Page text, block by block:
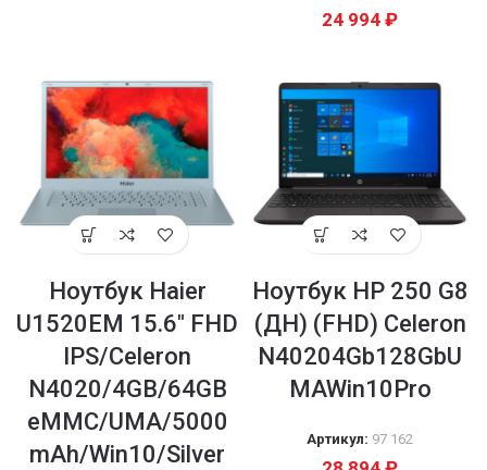
24 994 ₽
Ноутбук Haier
U1520EM 15.6″ FHD
IPS/Celeron
N4020/4GB/64GB
eMMC/UMA/5000
mAh/Win10/Silver
Ноутбук HP 250 G8
(ДН) (FHD) Celeron
N40204Gb128GbU
MAWin10Pro
Артикул: 97 162